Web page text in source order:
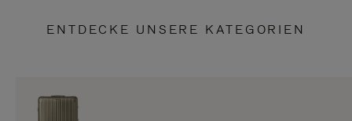
ENTDECKE UNSERE KATEGORIEN